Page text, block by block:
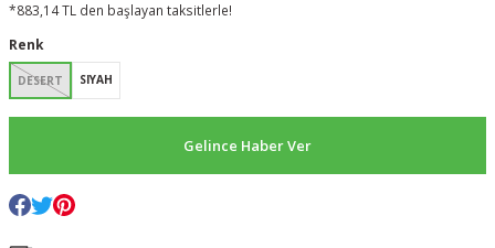
*883,14 TL den başlayan taksitlerle!
Renk
DESERT SIYAH
Gelince Haber Ver